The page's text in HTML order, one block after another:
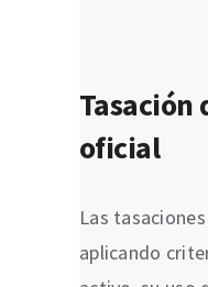
Tasación
oficial
Las
aplicando